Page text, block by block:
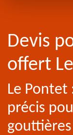
Devis
offert
Le Pontet
précis
gouttières